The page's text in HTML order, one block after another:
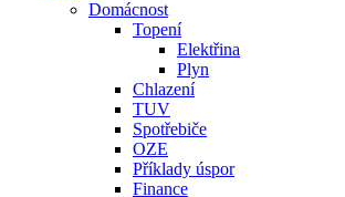
Domácnost
Topení
Elektřina
Plyn
Chlazení
TUV
Spotřebiče
OZE
Příklady úspor
Finance